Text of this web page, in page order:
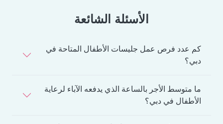
الأسئلة الشائعة
كم عدد فرص عمل جليسات الأطفال المتاحة في
دبي؟
ما متوسط الأجر بالساعة الذي يدفعه الآباء لرعاية
الأطفال في دبي؟